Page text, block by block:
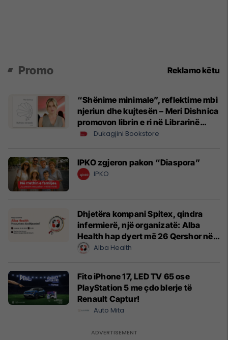
Promo Reklamo këtu
“Shënime minimale”, reflektime mbi
njeriun dhe kujtesën – Meri Dishnica
promovon librin e ri në Librarinë
Dukagjini
Dukagjini Bookstore
IPKO zgjeron pakon “Diaspora”
IPKO
Dhjetëra kompani Spitex, qindra
infermierë, një organizatë: Alba
Health hap dyert më 26 Qershor në
CyrihAlba Health
Fito iPhone 17, LED TV 65 ose
PlayStation 5 me çdo blerje të
Renault Captur!
Auto Mita